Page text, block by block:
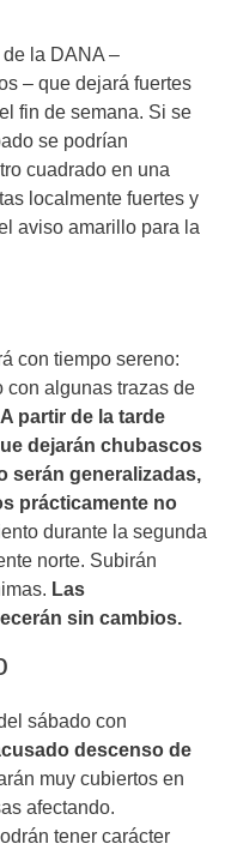
la DANA –
– que dejará fuertes
fin de semana. Si se
se podrían
cuadrado en una
localmente fuertes y
aviso amarillo para la
con tiempo sereno:
con algunas trazas de
A partir de la tarde
dejarán chubascos
serán generalizadas,
prácticamente no
durante la segunda
norte. Subirán
Las
sin cambios.
sábado con
descenso de
muy cubiertos en
afectando.
tener carácter